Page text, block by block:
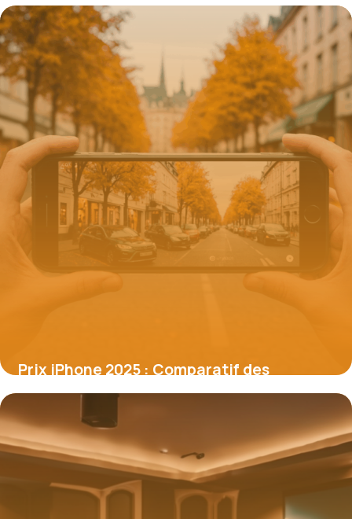
Prix iPhone 2025 : Comparatif des
modèles et écarts stratégiques
16 juin 2026